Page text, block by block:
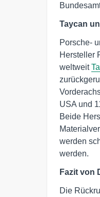
Taycan
Porsche-
Hersteller
weltweit
USA und
Beide
werden
werden.
Fazit von
Die